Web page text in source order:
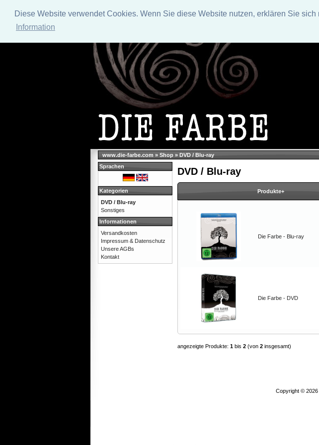
Diese Website verwendet Cookies. Wenn Sie diese Website nutzen, erklären Sie
Information
www.die-farbe.com » Shop » DVD / Blu-ray
DVD / Blu-ray
Produkte+
Die Farbe - Blu-ray
Die Farbe - DVD
angezeigte Produkte: 1 bis 2 (von 2 insgesamt)
Sprachen
Kategorien
DVD / Blu-ray
Sonstiges
Informationen
Versandkosten
Impressum & Datenschutz
Unsere AGBs
Kontakt
Copyright © 2026